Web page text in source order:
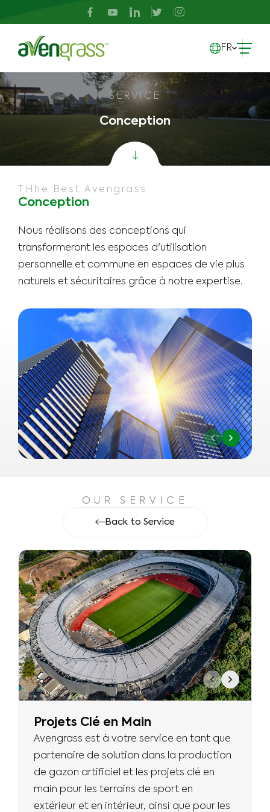
FR
SERVICE
Conception
THhe Best Avengrass
Conception
Nous réalisons des conceptions qui
transformeront les espaces d'utilisation
personnelle et commune en espaces de vie plus
naturels et sécuritaires grâce à notre expertise.
OUR SERVICE
Back to Service
Projets Clé en Main
Avengrass est à votre service en tant que
partenaire de solution dans la production
de gazon artificiel et les projets clé en
main pour les terrains de sport en
extérieur et en intérieur, ainsi que pour les